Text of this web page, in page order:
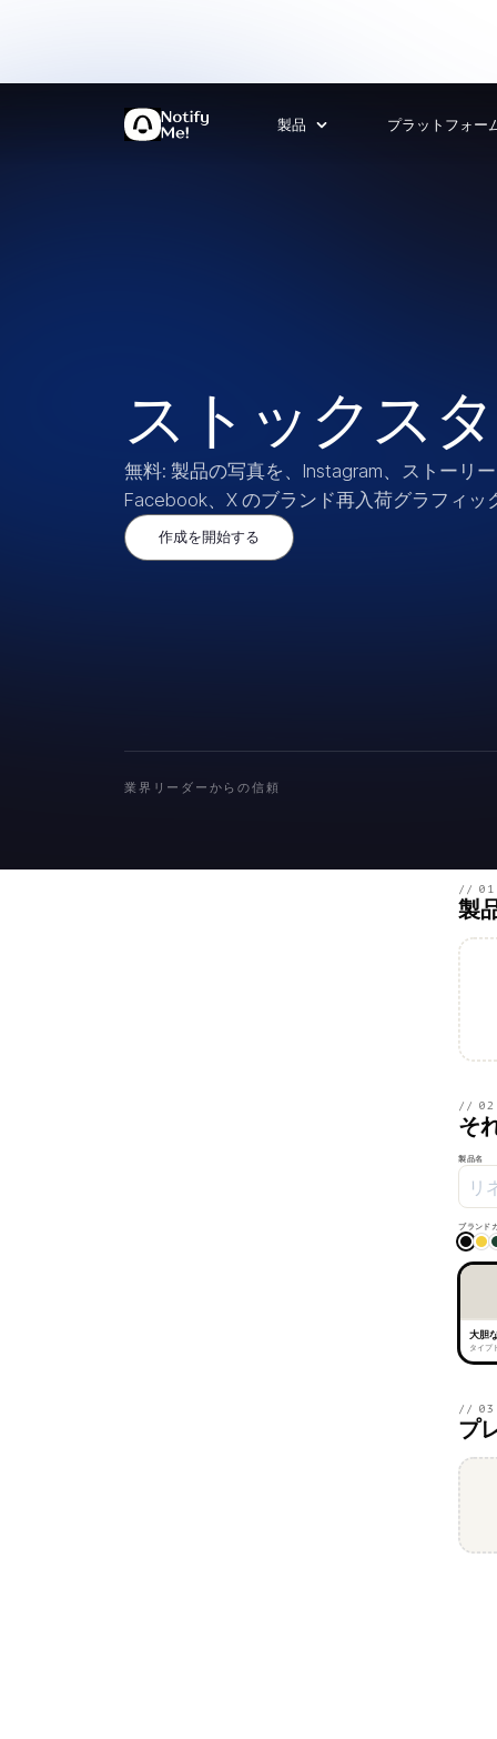
製品 プラットフォー
ストックス
無料: 製品の写真を、Instagram、ストーリ
Facebook、X のブランド再入荷グラフィッ
作成を開始する
業界リーダーからの信頼
// 01
製
// 02
そ
製品名
ブランド
大胆
タイプ
// 03
プ